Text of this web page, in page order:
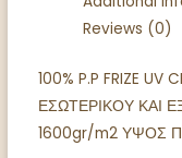
Reviews (0)
100% P.P FRIZE
ΕΣΩΤΕΡΙΚΟΥ ΚΑΙ
1600gr/m2 ΥΨΟΣ